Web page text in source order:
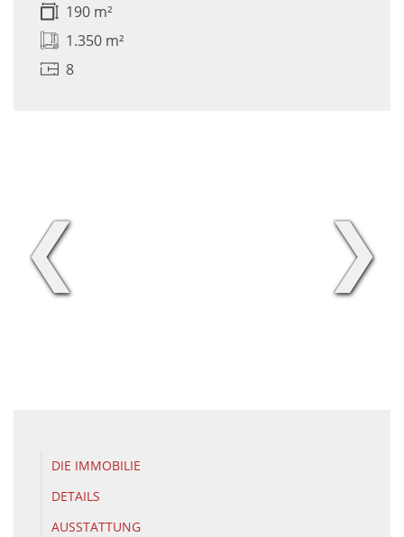
190 m²
1.350 m²
8
❮ ❯
DIE IMMOBILIE
DETAILS
AUSSTATTUNG